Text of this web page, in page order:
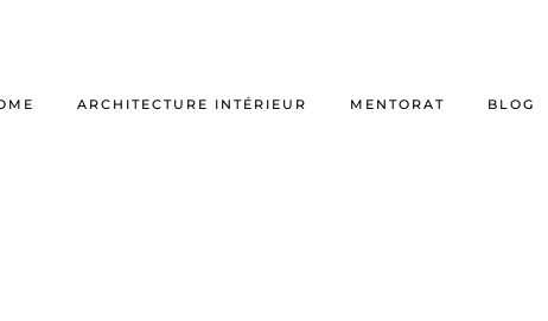
ARCHITECTURE INTÉRIEUR MENTORAT BLOG